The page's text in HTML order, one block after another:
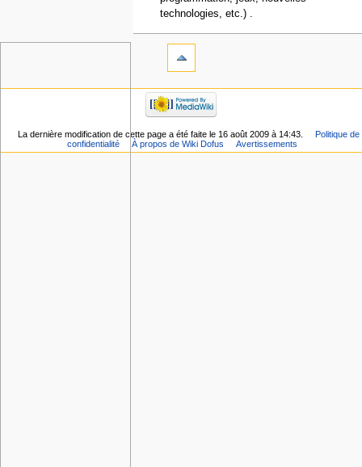
technologies, etc.) .
La dernière modification de cette page a été faite le 16 août 2009 à 14:43.
Politique de
confidentialité
À propos de Wiki Dofus Avertissements